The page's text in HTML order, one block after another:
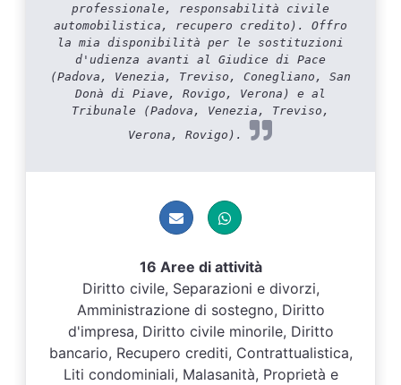
professionale, responsabilità civile
automobilistica, recupero credito). Offro
la mia disponibilità per le sostituzioni
d'udienza avanti al Giudice di Pace
(Padova, Venezia, Treviso, Conegliano, San
Donà di Piave, Rovigo, Verona) e al
Tribunale (Padova, Venezia, Treviso,
Verona, Rovigo).
16 Aree di attività
Diritto civile, Separazioni e divorzi,
Amministrazione di sostegno, Diritto
d'impresa, Diritto civile minorile, Diritto
bancario, Recupero crediti, Contrattualistica,
Liti condominiali, Malasanità, Proprietà e